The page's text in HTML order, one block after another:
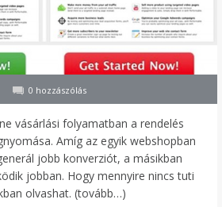
0 hozzászólás
vásárlási folyamatban a rendelés
Amíg az egyik webshopban
jobb konverziót, a másikban
jobban. Hogy mennyire nincs tuti
olvashat. (tovább…)